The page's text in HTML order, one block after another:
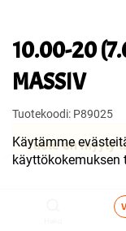
10.00-20
MASSIV
Tuotekoodi: P89025
Tuote on myyty
Käytämme